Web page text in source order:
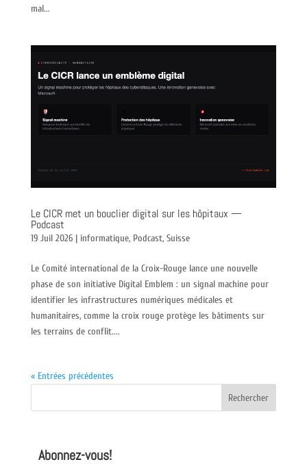
mal...
Le CICR met un bouclier digital sur les hôpitaux —
Podcast
19 Juil 2026| informatique, Podcast, Suisse
Le Comité international de la Croix-Rouge lance une nouvelle
phase de son initiative Digital Emblem : un signal machine pour
identifier les infrastructures numériques médicales et
humanitaires, comme la croix rouge protège les bâtiments sur
les terrains de conflit....
« Entrées précédentes
Abonnez-vous!